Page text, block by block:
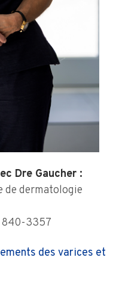
Dre Gaucher :
de dermatologie
840-3357
des varices et